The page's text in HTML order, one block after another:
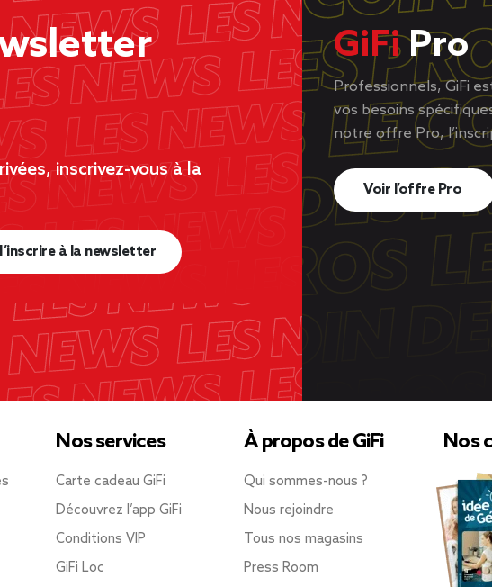
inscrivez-vous à la
à la newsletter
GiFiPro
Professionnels, GiFi
vos besoins
notre offre Pro,
Voir l’offre Pro
Nos services
Carte cadeau GiFi
Découvrez l’app GiFi
Conditions VIP
GiFi Loc
À propos de GiFi
Qui sommes-nous ?
Nous rejoindre
Tous nos magasins
Press Room
Nos